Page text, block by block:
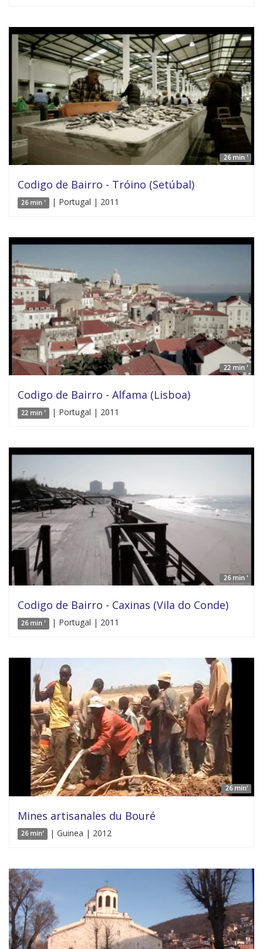
26 min '
Codigo de Bairro - Tróino (Setúbal)
26 min ' | Portugal | 2011
22 min '
Codigo de Bairro - Alfama (Lisboa)
22 min ' | Portugal | 2011
26 min '
Codigo de Bairro - Caxinas (Vila do Conde)
26 min ' | Portugal | 2011
26 min'
Mines artisanales du Bouré
26 min' | Guinea | 2012